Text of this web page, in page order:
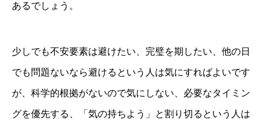
あるでしょう。
少しでも不安要素は避けたい、完璧を期したい、他の日
でも問題ないなら避けるという人は気にすればよいです
が、科学的根拠がないので気にしない、必要なタイミン
グを優先する、「気の持ちよう」と割り切るという人は